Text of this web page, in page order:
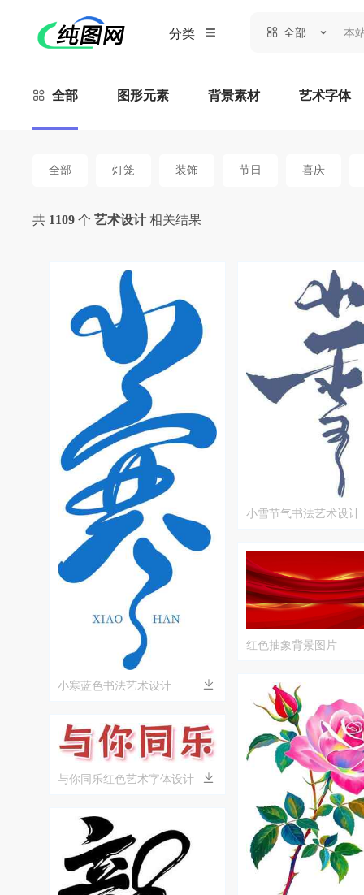
分类 全部
全部 图形元素 背景素材 艺术字体
全部 灯笼 装饰 节日 喜庆
共 1109 个 艺术设计相关结果
小寒蓝色书法艺术设计
与你同乐红色艺术字体设计
小雪节气书法艺术设计
红色抽象背景图片